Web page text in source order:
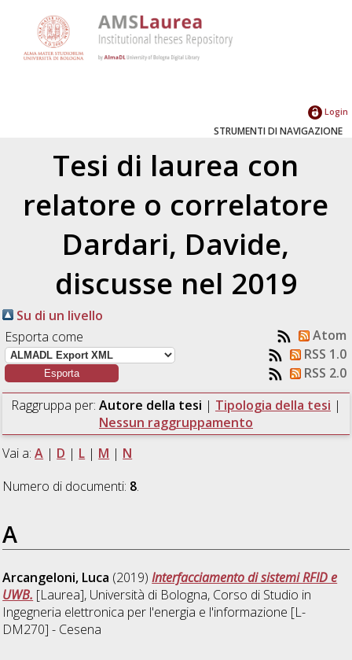
Login
STRUMENTI DI NAVIGAZIONE
Tesi di laurea con
relatore o correlatore
Dardari, Davide,
discusse nel 2019
Su di un livello
Esporta come
Atom
RSS 1.0
RSS 2.0
Raggruppa per: Autore della tesi | Tipologia della tesi |
Nessun raggruppamento
Vai a:A | D | L | M | N
Numero di documenti: 8.
A
Arcangeloni, Luca (2019)Interfacciamento di sistemi RFID e
UWB. [Laurea], Università di Bologna, Corso di Studio in
Ingegneria elettronica per l'energia e l'informazione [L-
DM270] - Cesena